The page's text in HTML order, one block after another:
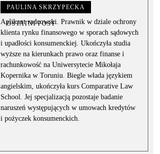
PAULINA SKRZYPECKA
OSTATNI POST
Aplikant radcowski. Prawnik w dziale ochrony
klienta rynku finansowego w sporach sądowych
i upadłości konsumenckiej. Ukończyła studia
wyższe na kierunkach prawo oraz finanse i
rachunkowość na Uniwersytecie Mikołaja
Kopernika w Toruniu. Biegle włada językiem
angielskim, ukończyła kurs Comparative Law
School. Jej specjalizacją pozostaje badanie
naruszeń występujących w umowach kredytów
i pożyczek konsumenckich.